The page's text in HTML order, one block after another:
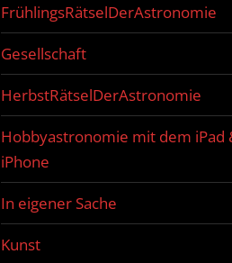
FrühlingsRätselDerAstronomie
Gesellschaft
HerbstRätselDerAstronomie
Hobbyastronomie mit dem iPad
iPhone
In eigener Sache
Kunst